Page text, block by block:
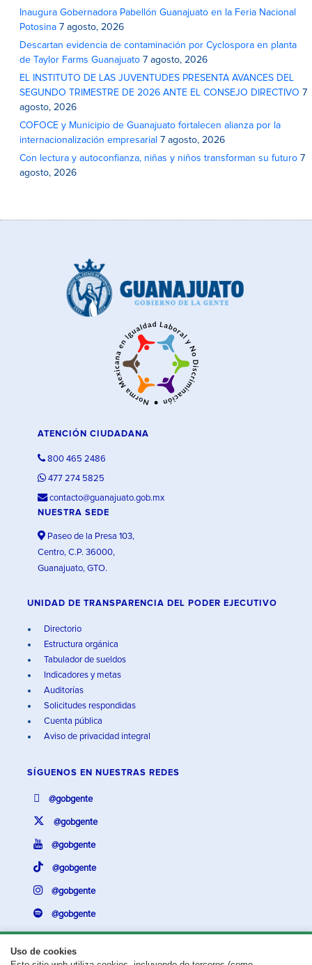
Inaugura Gobernadora Pabellón Guanajuato en la Feria Nacional
Potosina 7 agosto, 2026
Descartan evidencia de contaminación por Cyclospora en planta
de Taylor Farms Guanajuato 7 agosto, 2026
EL INSTITUTO DE LAS JUVENTUDES PRESENTA AVANCES DEL
SEGUNDO TRIMESTRE DE 2026 ANTE EL CONSEJO DIRECTIVO 7
agosto, 2026
COFOCE y Municipio de Guanajuato fortalecen alianza por la
internacionalización empresarial 7 agosto, 2026
Con lectura y autoconfianza, niñas y niños transforman su futuro 7
agosto, 2026
Uso de cookies
ATENCIÓN CIUDADANA
800 465 2486
477 274 5825
contacto@guanajuato.gob.mx
NUESTRA SEDE
Paseo de la Presa 103,
Centro, C.P. 36000,
Guanajuato, GTO.
UNIDAD DE TRANSPARENCIA DEL PODER EJECUTIVO
Directorio
Estructura orgánica
Tabulador de sueldos
Indicadores y metas
Auditorías
Solicitudes respondidas
Cuenta pública
Aviso de privacidad integral
SÍGUENOS EN NUESTRAS REDES
@gobgente
@gobgente
@gobgente
@gobgente
@gobgente
@gobgente